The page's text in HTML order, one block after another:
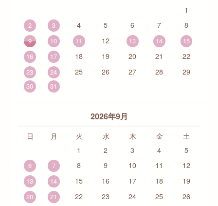
1
2 3 4 5 6 7 8
9 10 11 12 13 14
15
16
17 18 19 20 21 22
23 24 25 26 27 28 29
30 31
2026年9月
日 月 火 水 木 金
土
1
2 3 4 5
6 7 8 9 10 11 12
13 14 15 16 17 18 19
20 21 22 23 24 25 26